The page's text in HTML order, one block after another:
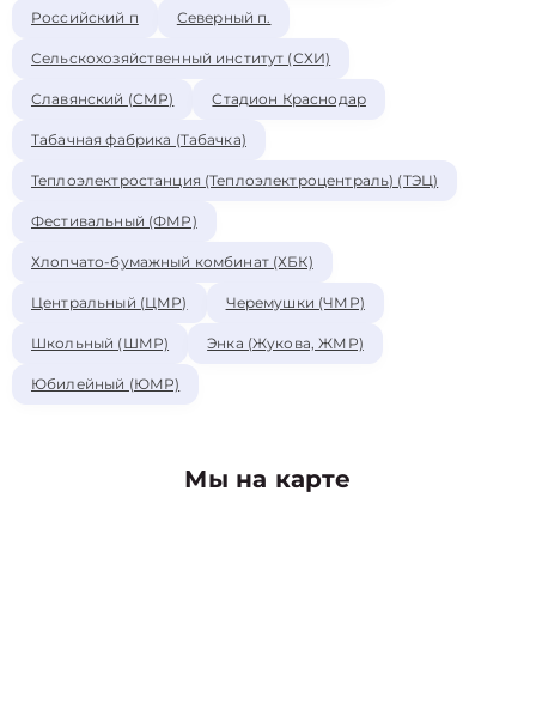
Российский п Северный п.
Сельскохозяйственный институт (СХИ)
Славянский (СМР) Стадион Краснодар
Табачная фабрика (Табачка)
Теплоэлектростанция (Теплоэлектроцентраль) (ТЭЦ)
Фестивальный (ФМР)
Хлопчато-бумажный комбинат (ХБК)
Центральный (ЦМР) Черемушки (ЧМР)
Школьный (ШМР) Энка (Жукова, ЖМР)
Юбилейный (ЮМР)
Мы на карте